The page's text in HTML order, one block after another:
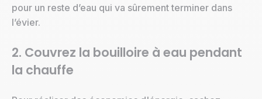
pour un reste d’eau qui va sûrement terminer dans
l’évier.
2. Couvrez la bouilloire à eau pendant
la chauffe